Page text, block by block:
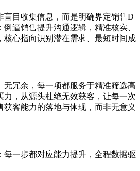
盲目收集信息，而是明确界定销售D
逼销售提升沟通逻辑，精准核实、
核心指向识别潜在需求、最短时间成
无冗余，每一项都服务于精准筛选高
力，从源头杜绝无效获客，让每一次
获客能力的落地与体现，而非无意义
每一步都对应能力提升，全程数据驱